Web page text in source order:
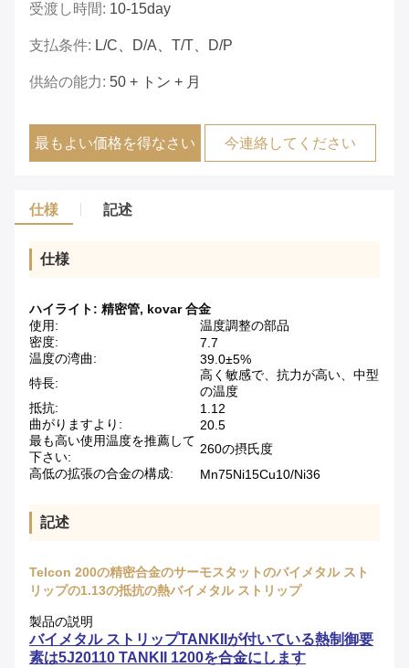
受渡し時間: 10-15day
支払条件: L/C、D/A、T/T、D/P
供給の能力: 50 + トン + 月
最もよい価格を得なさい 今連絡してください
仕様 記述
仕様
ハイライト: 精密管, kovar 合金
使用:
温度調整の部品
密度:
7.7
温度の湾曲:
39.0±5%
特長:
高く敏感で、抗力が高い、中型
の温度
抵抗:
1.12
曲がりますより:
20.5
最も高い使用温度を推薦して
下さい:
260の摂氏度
高低の拡張の合金の構成:
Mn75Ni15Cu10/Ni36
記述
Telcon 200の精密合金のサーモスタットのバイメタル スト
リップの1.13の抵抗の熱バイメタル ストリップ
製品の説明
バイメタル ストリップTANKIIが付いている熱制御要
素は5J20110 TANKII 1200を合金にします